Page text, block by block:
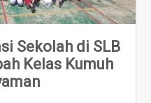
Sekolah di SLB
Kelas Kumuh